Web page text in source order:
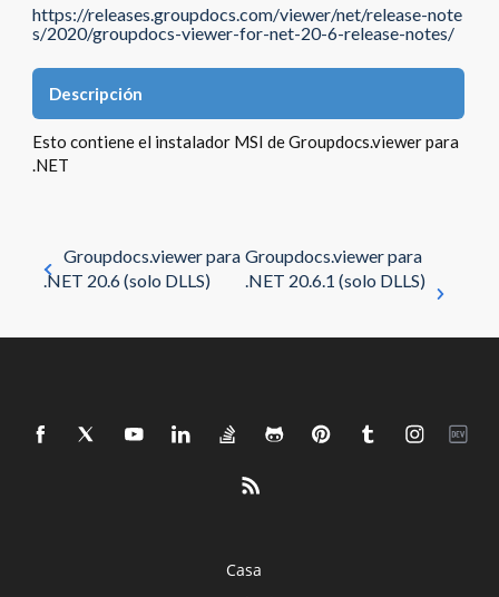
https://releases.groupdocs.com/viewer/net/release-note
s/2020/groupdocs-viewer-for-net-20-6-release-notes/
Descripción
Esto contiene el instalador MSI de Groupdocs.viewer para
.NET
Groupdocs.viewer para
.NET 20.6 (solo DLLS)
Groupdocs.viewer para
.NET 20.6.1 (solo DLLS)
Casa